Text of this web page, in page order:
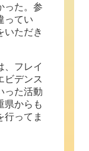
った。参
ってい
いただき
、フレイ
ビデンス
った活動
県からも
行ってま